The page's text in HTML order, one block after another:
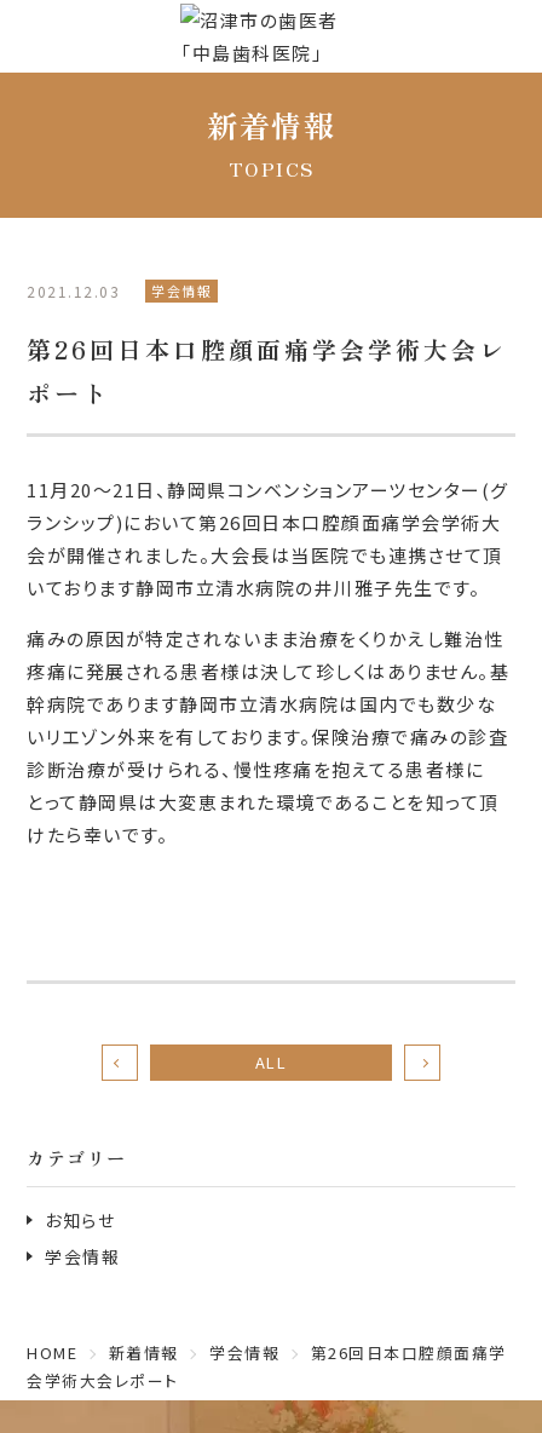
新着情報
TOPICS
カテゴリー
お知らせ
学会情報
2021.12.03 学会情報
第26回日本口腔顔面痛学会学術大会レ
ポート
11月20～21日、静岡県コンベンションアーツセンター(グ
ランシップ)において第26回日本口腔顔面痛学会学術大
会が開催されました。大会長は当医院でも連携させて頂
いております静岡市立清水病院の井川雅子先生です。
痛みの原因が特定されないまま治療をくりかえし難治性
疼痛に発展される患者様は決して珍しくはありません。基
幹病院であります静岡市立清水病院は国内でも数少な
いリエゾン外来を有しております。保険治療で痛みの診査
診断治療が受けられる、慢性疼痛を抱えてる患者様に
とって静岡県は大変恵まれた環境であることを知って頂
けたら幸いです。
ALL
HOME 新着情報 学会情報
第26回日本口腔顔面痛学
会学術大会レポート